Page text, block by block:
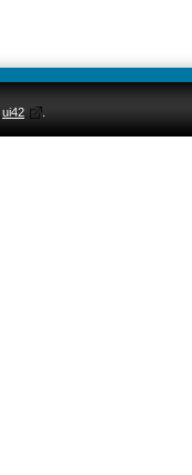
ui42